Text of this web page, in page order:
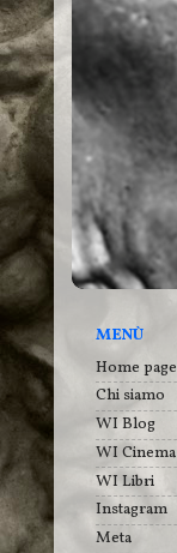
MENÙ
Home page
Chi siamo
WI Blog
WI Cinema
WI Libri
Instagram
Meta